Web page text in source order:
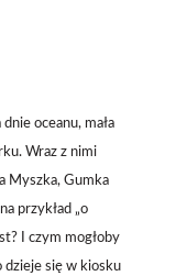
oceanu, mała
Wraz z nimi
Myszka, Gumka
przykład „o
I czym mogłoby
dzieje się w kiosku